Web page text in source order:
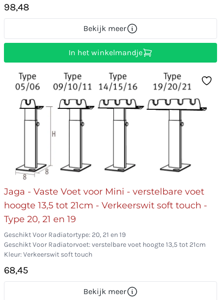
98,48
Bekijk meer
In het winkelmandje
Jaga - Vaste Voet voor Mini - verstelbare voet
hoogte 13,5 tot 21cm - Verkeerswit soft touch -
Type 20, 21 en 19
Geschikt Voor Radiatortype: 20, 21 en 19
Geschikt Voor Radiatorvoet: verstelbare voet hoogte 13,5 tot 21cm
Kleur: Verkeerswit soft touch
68,45
Bekijk meer